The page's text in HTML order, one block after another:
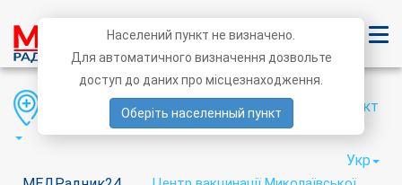
Область Район Населений пункт
Укр
Населений пункт не визначено.
Для автоматичного визначення дозвольте
доступ до даних про місцезнаходження.
Оберіть населенный пункт